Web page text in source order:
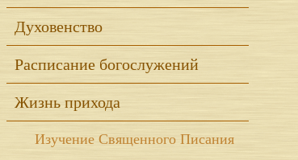
Духовенство
Расписание богослужений
Жизнь прихода
Изучение Священного Писания